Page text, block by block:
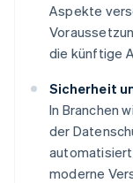
Aspekte
die künftige
Sicherheit
In Branchen
der
moderne